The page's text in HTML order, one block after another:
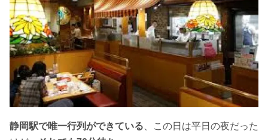
静岡駅で唯一行列ができている 、この日は平日の夜だった